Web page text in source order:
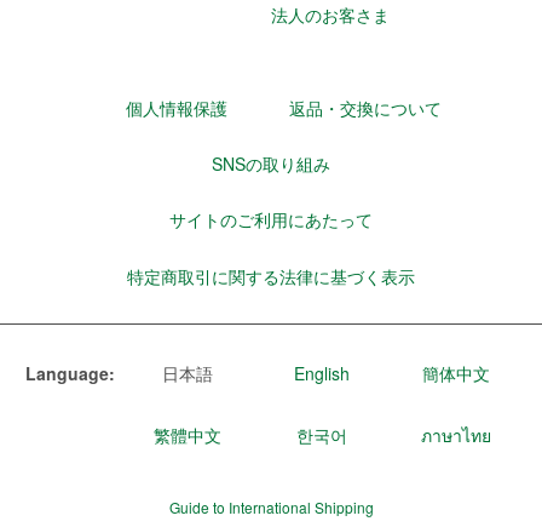
法人のお客さま
個人情報保護 返品・交換について
SNSの取り組み
サイトのご利用にあたって
特定商取引に関する法律に基づく表示
Language: 日本語 English 簡体中文
繁體中文 한국어 ภาษาไทย
Guide to International Shipping